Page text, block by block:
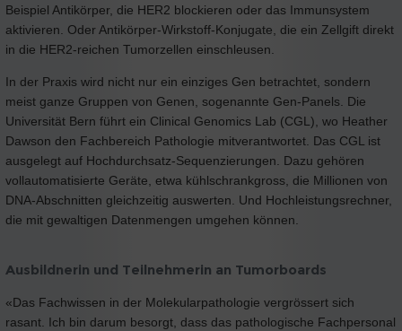
Beispiel Antikörper, die HER2 blockieren oder das Immunsystem
aktivieren. Oder Antikörper-Wirkstoff-Konjugate, die ein Zellgift direkt
in die HER2-reichen Tumorzellen einschleusen.
In der Praxis wird nicht nur ein einziges Gen betrachtet, sondern
meist ganze Gruppen von Genen, sogenannte Gen-Panels. Die
Universität Bern führt ein Clinical Genomics Lab (CGL), wo Heather
Dawson den Fachbereich Pathologie mitverantwortet. Das CGL ist
ausgelegt auf Hochdurchsatz-Sequenzierungen. Dazu gehören
vollautomatisierte Geräte, etwa kühlschrankgross, die Millionen von
DNA-Abschnitten gleichzeitig auswerten. Und Hochleistungsrechner,
die mit gewaltigen Datenmengen umgehen können.
Ausbildnerin und Teilnehmerin an Tumorboards
«Das Fachwissen in der Molekularpathologie vergrössert sich
rasant. Ich bin darum besorgt, dass das pathologische Fachpersonal